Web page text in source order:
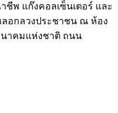
พ แก๊งคอลเซ็นเตอร์ และ
อกลวงประชาชน ณ ห้อง
นาคมแห่งชาติ ถนน